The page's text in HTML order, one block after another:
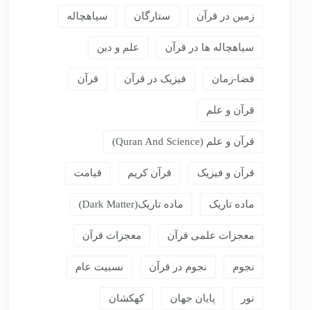
زمین در قرآن ستارگان سیاهچاله
سیاهچاله ها در قرآن علم و دین
فضا-زمان فیزیک در قرآن قرآن
قرآن و علم
قرآن و علم (Quran And Science)
قرآن و فیزیک قرآن کریم قیامت
ماده تاریک ماده تاریک(dark Matter)
معجزات علمی قرآن معجزات قرآن
نجوم نجوم در قرآن نسبیت عام
نور پایان جهان کهکشان